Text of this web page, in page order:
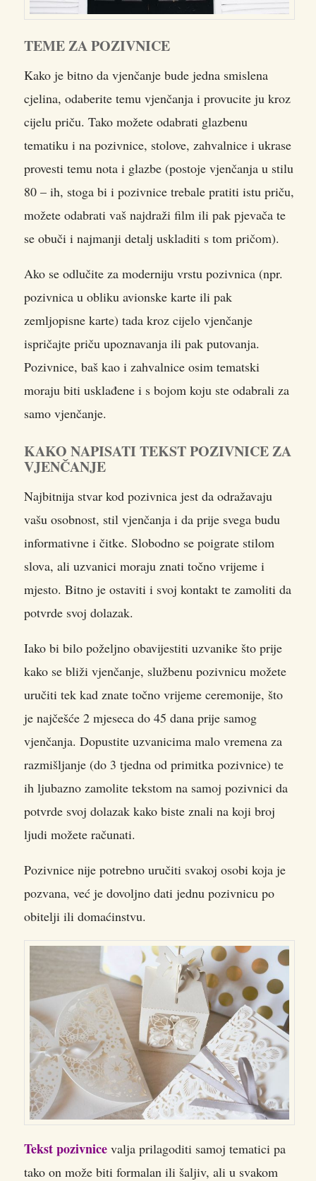
TEME ZA POZIVNICE
Kako je bitno da vjenčanje bude jedna smislena
cjelina, odaberite temu vjenčanja i provucite ju kroz
cijelu priču. Tako možete odabrati glazbenu
tematiku i na pozivnice, stolove, zahvalnice i ukrase
provesti temu nota i glazbe (postoje vjenčanja u stilu
80 – ih, stoga bi i pozivnice trebale pratiti istu priču,
možete odabrati vaš najdraži film ili pak pjevača te
se obuči i najmanji detalj uskladiti s tom pričom).
Ako se odlučite za moderniju vrstu pozivnica (npr.
pozivnica u obliku avionske karte ili pak
zemljopisne karte) tada kroz cijelo vjenčanje
ispričajte priču upoznavanja ili pak putovanja.
Pozivnice, baš kao i zahvalnice osim tematski
moraju biti usklađene i s bojom koju ste odabrali za
samo vjenčanje.
KAKO NAPISATI TEKST POZIVNICE ZA
VJENČANJE
Najbitnija stvar kod pozivnica jest da odražavaju
vašu osobnost, stil vjenčanja i da prije svega budu
informativne i čitke. Slobodno se poigrate stilom
slova, ali uzvanici moraju znati točno vrijeme i
mjesto. Bitno je ostaviti i svoj kontakt te zamoliti da
potvrde svoj dolazak.
Iako bi bilo poželjno obavijestiti uzvanike što prije
kako se bliži vjenčanje, službenu pozivnicu možete
uručiti tek kad znate točno vrijeme ceremonije, što
je najčešće 2 mjeseca do 45 dana prije samog
vjenčanja. Dopustite uzvanicima malo vremena za
razmišljanje (do 3 tjedna od primitka pozivnice) te
ih ljubazno zamolite tekstom na samoj pozivnici da
potvrde svoj dolazak kako biste znali na koji broj
ljudi možete računati.
Pozivnice nije potrebno uručiti svakoj osobi koja je
pozvana, već je dovoljno dati jednu pozivnicu po
obitelji ili domaćinstvu.
Tekst pozivnice valja prilagoditi samoj tematici pa
tako on može biti formalan ili šaljiv, ali u svakom